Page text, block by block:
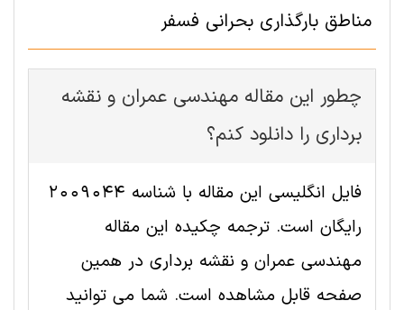
مناطق بارگذاری بحرانی فسفر
چطور این مقاله مهندسی عمران و نقشه
برداری را دانلود کنم؟
فایل انگلیسی این مقاله با شناسه 2009044
رایگان است. ترجمه چکیده این مقاله
مهندسی عمران و نقشه برداری در همین
صفحه قابل مشاهده است. شما می توانید